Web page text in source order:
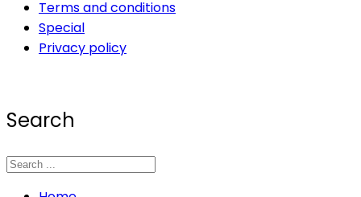
Terms and conditions
Special
Privacy policy
Search